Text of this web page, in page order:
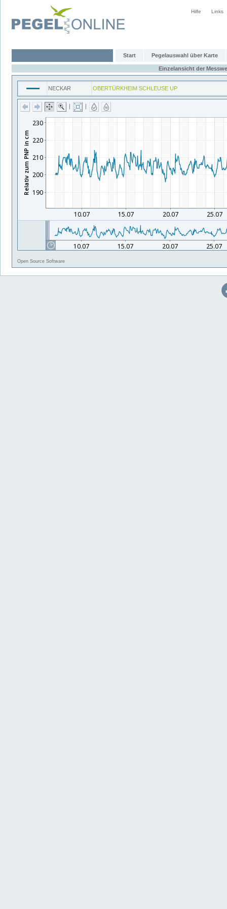
Hilfe Links
Start Pegelauswahl über Karte
Einzelansicht der
NECKAR OBERTÜRKHEIM SCHLEUSE UP
| |
Open Source Software